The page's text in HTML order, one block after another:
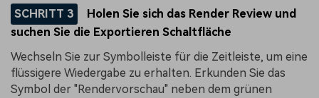
SCHRITT 3
Holen Sie sich das Render Review und
suchen Sie die Exportieren Schaltfläche
Wechseln Sie zur Symbolleiste für die Zeitleiste, um eine
flüssigere Wiedergabe zu erhalten. Erkunden Sie das
Symbol der "Rendervorschau" neben dem grünen